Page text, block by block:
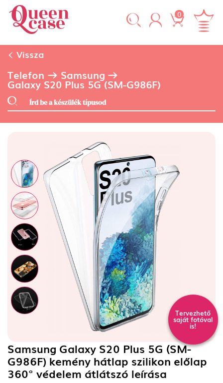
0
Vissza
Telefon Samsung
Galaxy S20 Plus 5G (SM-G986F)
Tervezhető
saját fotóval
is!
Samsung Galaxy S20 Plus 5G (SM-
G986F) kemény hátlap szilikon előlap
360° védelem átlátszó leírása